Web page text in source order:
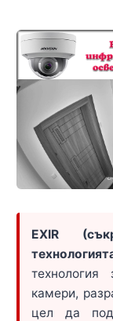
EXIR
технология
камери,
цел да